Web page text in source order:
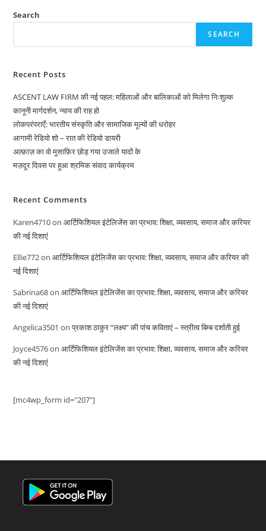
की
Search
SEARCH
Recent Posts
ASCENT LAW FIRM की नई पहल: महिलाओं और बालिकाओं को मिलेगा निःशुल्क
कानूनी मार्गदर्शन, न्याय की राह हो
लोकपरंपराएँ: भारतीय संस्कृति और सामाजिक मूल्यों की धरोहर
आगामी रेडियो शो – रात की रेडियो डायरी
अल्फ़ाज़ का वो मुसाफ़िर छोड़ गया उजाले यादों के
मज़दूर दिवस पर हुआ श्रमिक संवाद कार्यक्रम
Recent Comments
Karen4710onआर्टिफिशियल इंटेलिजेंस का प्रभाव: शिक्षा, व्यवसाय, समाज और करियर
की नई दिशाएं
Ellie772onआर्टिफिशियल इंटेलिजेंस का प्रभाव: शिक्षा, व्यवसाय, समाज और करियर की
नई दिशाएं
Sabrina68onआर्टिफिशियल इंटेलिजेंस का प्रभाव: शिक्षा, व्यवसाय, समाज और करियर
की नई दिशाएं
Angelica3501 onप्रकाश ठाकुर “लक्ष्य” की पांच कविताएं – स्त्रीत्व बिम्ब दर्शाती हुई
Joyce4576onआर्टिफिशियल इंटेलिजेंस का प्रभाव: शिक्षा, व्यवसाय, समाज और करियर
की नई दिशाएं
[mc4wp_form id="207"]